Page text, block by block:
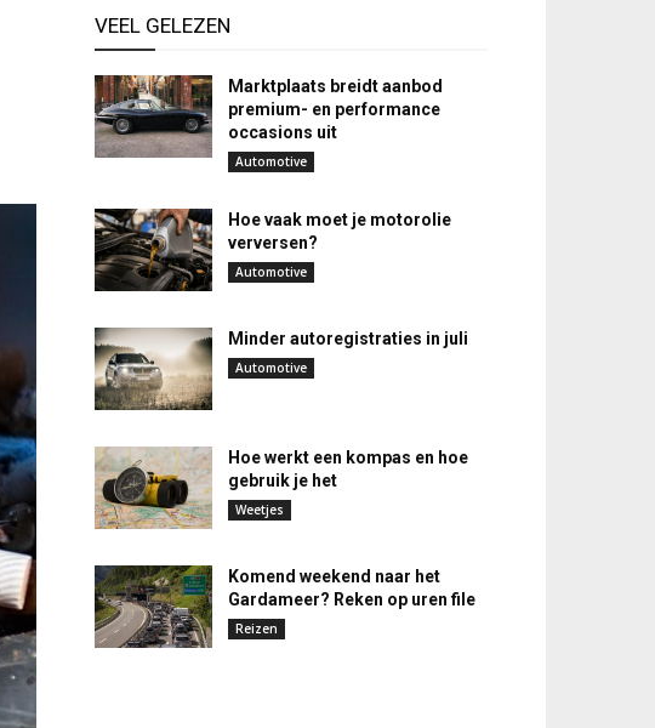
VEEL GELEZEN
Marktplaats breidt aanbod
premium- en performance
occasions uit
Automotive
Hoe vaak moet je motorolie
verversen?
Automotive
Minder autoregistraties in juli
Automotive
Hoe werkt een kompas en hoe
gebruik je het
Weetjes
Komend weekend naar het
Gardameer? Reken op uren file
Reizen